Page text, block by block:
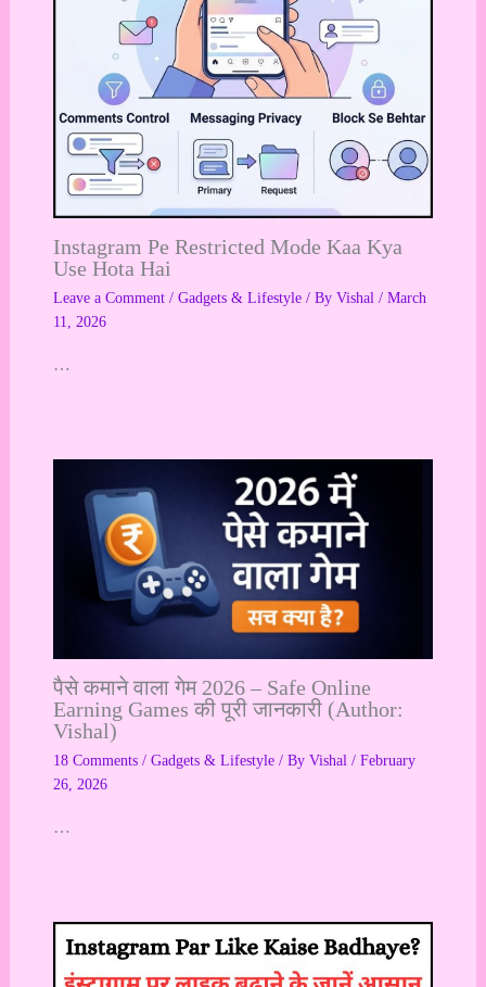
Instagram Pe Restricted Mode Kaa Kya
Use Hota Hai
Leave a Comment / Gadgets & Lifestyle/ By Vishal / March
11, 2026
…
पैसे कमाने वाला गेम 2026 – Safe Online
Earning Games की पूरी जानकारी (Author:
Vishal)
18 Comments / Gadgets & Lifestyle/ By Vishal / February
26, 2026
…